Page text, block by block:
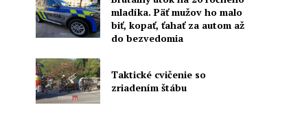
mladíka. Päť mužov ho malo
biť, kopať, ťahať za autom až
do bezvedomia
Taktické cvičenie so
zriadením štábu